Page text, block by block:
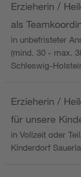
Erzieherin /
als
in unbefristeter
(mind. 30 - max.
Schleswig-
Erzieherin /
für unsere
in Vollzeit oder
Kinderdorf